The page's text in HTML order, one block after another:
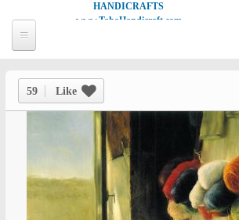
HANDICRAFTS
www.TahaHandicraft.com
59 Like